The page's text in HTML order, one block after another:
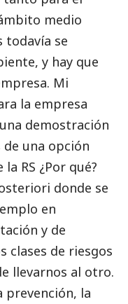
medio
todavía se
y hay que
Mi
la empresa
demostración
una opción
RS ¿Por qué?
donde se
en
y de
clases de riesgos
llevarnos al otro.
prevención, la